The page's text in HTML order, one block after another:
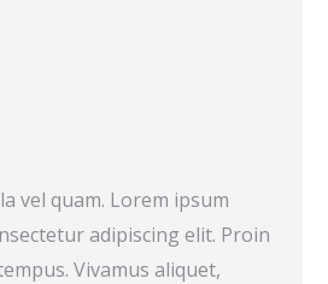
vel quam. Lorem ipsum
adipiscing elit. Proin
Vivamus aliquet,